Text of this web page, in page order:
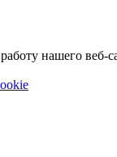
нашего веб-